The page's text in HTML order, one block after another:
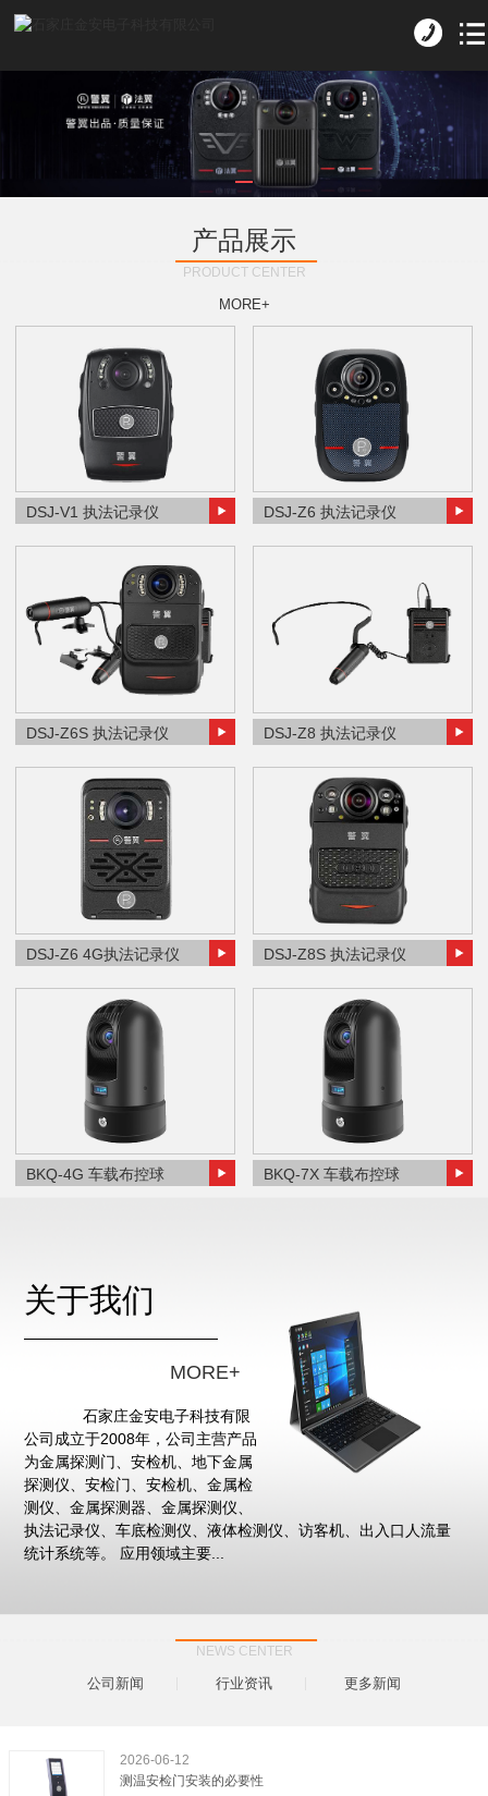
产品展示
PRODUCT CENTER
MORE+
DSJ-V1 执法记录仪 DSJ-Z6 执法记录仪
DSJ-Z6S 执法记录仪 DSJ-Z8 执法记录仪
DSJ-Z6 4G执法记录仪 DSJ-Z8S 执法记录仪
BKQ-4G 车载布控球 BKQ-7X 车载布控球
关于我们
MORE+
石家庄金安电子科技有限
公司成立于2008年，公司主营产品
为金属探测门、安检机、地下金属
探测仪、安检门、安检机、金属检
测仪、金属探测器、金属探测仪、
执法记录仪、车底检测仪、液体检测仪、访客机、出入口人流量
统计系统等。 应用领域主要...
NEWS CENTER
公司新闻 行业资讯 更多新闻
2026-06-12
测温安检门安装的必要性